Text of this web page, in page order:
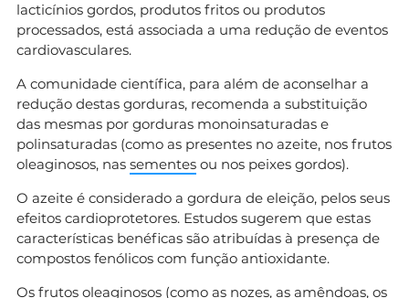
lacticínios gordos, produtos fritos ou produtos
processados, está associada a uma redução de eventos
cardiovasculares.
A comunidade científica, para além de aconselhar a
redução destas gorduras, recomenda a substituição
das mesmas por gorduras monoinsaturadas e
polinsaturadas (como as presentes no azeite, nos frutos
oleaginosos, nas sementes ou nos peixes gordos).
O azeite é considerado a gordura de eleição, pelos seus
efeitos cardioprotetores. Estudos sugerem que estas
características benéficas são atribuídas à presença de
compostos fenólicos com função antioxidante.
Os frutos oleaginosos (como as nozes, as amêndoas, os